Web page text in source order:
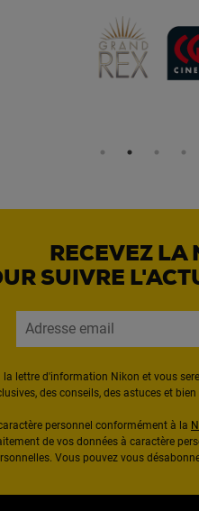
RECEVEZ LA
SUIVRE
la lettre d'information Nikon et vous
des conseils, des astuces et
personnel conformément à la
de vos données à caractère
Vous pouvez vous